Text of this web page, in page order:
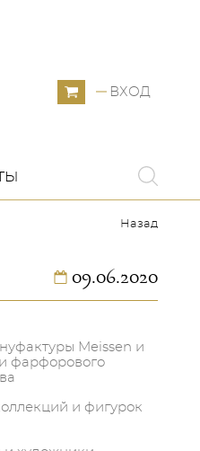
ВХОД
Назад
09.06.2020
Meissen и
фарфорового
и фигурок